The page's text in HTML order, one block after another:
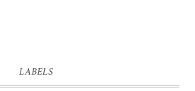
LABELS